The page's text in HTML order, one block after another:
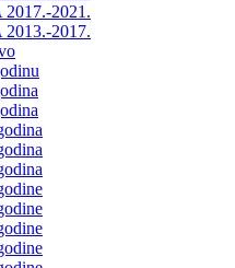
2021.
2017.